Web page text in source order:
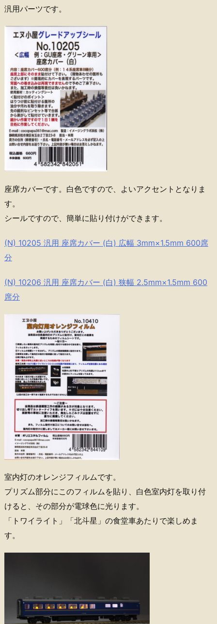
汎用パーツです。
座席カバーです。白色ですので、よいアクセントとなりま
す。
シールですので、簡単に貼り付けができます。
(N) 10205 汎用 座席カバー (白) 広幅 3mm×1.5mm 600席
分
(N) 10206 汎用 座席カバー (白) 狭幅 2.5mm×1.5mm 600
席分
室内灯のオレンジフィルムです。
プリズム部分にこのフィルムを貼り、白色室内灯を取り付
けると、その部分が電球色に光ります。
「トワイライト」「北斗星」の食堂車あたりで楽しめま
す。